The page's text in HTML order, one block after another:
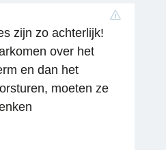
zijn zo achterlijk!
over het
en dan het
moeten ze